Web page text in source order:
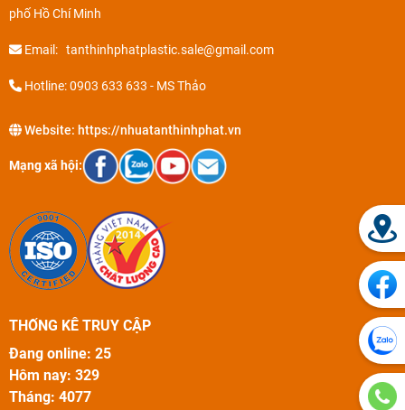
phố Hồ Chí Minh
Email: tanthinhphatplastic.sale@gmail.com
Hotline: 0903 633 633 - MS Thảo
Website: https://nhuatanthinhphat.vn
Mạng xã hội:
THỐNG KÊ TRUY CẬP
Đang online: 25
Hôm nay: 329
Tháng: 4077